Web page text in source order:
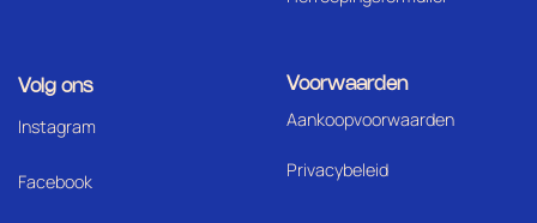
Volg ons
Instagram
Facebook
Voorwaarden
Aankoopvoorwaarden
Privacybeleid